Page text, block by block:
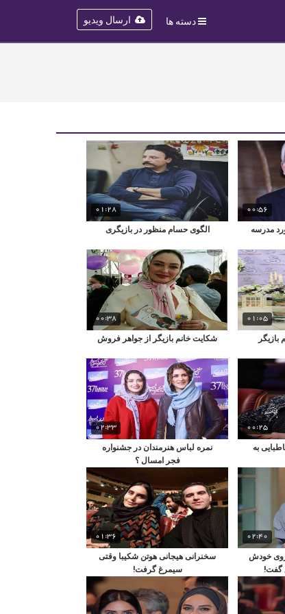
ارسال ویدیو دسته ها
00:56
مدرسه
01:28
الگوی حسام منظور در بازیگری
01:05
00:38
شکایت خانم بازیگر از جواهر فروش
00:25
به
02:33
نمره لباس هنرمندان در جشنواره
فجر امسال ؟
02:40
خودش
گفت!
01:36
سخنرانی هیجانی هوتن شکیبا وقتی
سیمرغ گرفت!